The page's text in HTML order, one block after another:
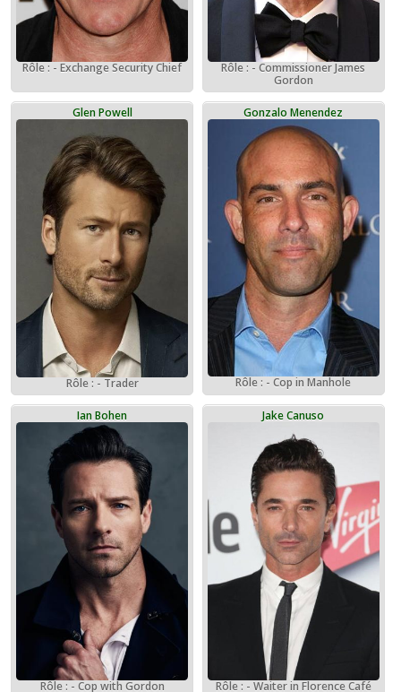
Rôle : - Exchange Security Chief
Rôle : - Commissioner James
Gordon
Glen Powell
Rôle : - Trader
Gonzalo Menendez
Rôle : - Cop in Manhole
Ian Bohen
Rôle : - Cop with Gordon
Jake Canuso
Rôle : - Waiter in Florence Café